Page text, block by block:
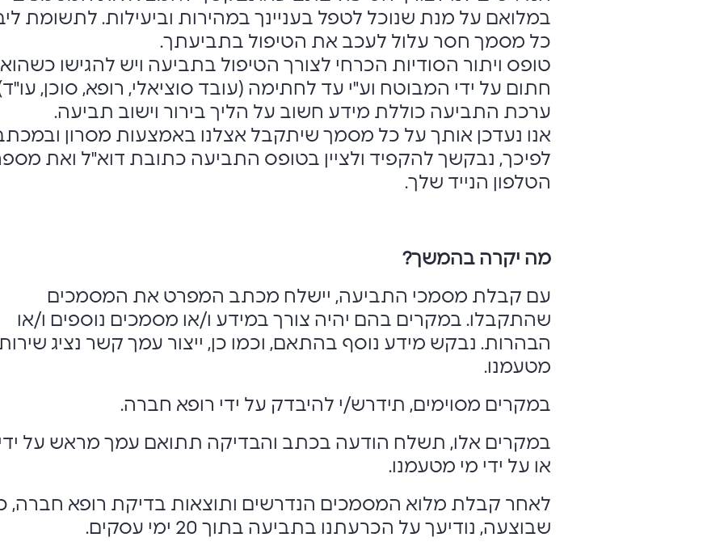
במלואם על מנת שנוכל לטפל בעניינך במהירות וביעילות. לתשומת
כל מסמך חסר עלול לעכב את הטיפול בתביעתך.
טופס ויתור הסודיות הכרחי לצורך הטיפול בתביעה ויש להגישו כשהוא
חתום על ידי המבוטח וע"י עד לחתימה (עובד סוציאלי, רופא, סוכן,
ערכת התביעה כוללת מידע חשוב על הליך בירור וישוב תביעה.
אנו נעדכן אותך על כל מסמך שיתקבל אצלנו באמצעות מסרון
לפיכך, נבקשך להקפיד ולציין בטופס התביעה כתובת דוא"ל ואת
הטלפון הנייד שלך.
מה יקרה בהמשך?
עם קבלת מסמכי התביעה, יישלח מכתב המפרט את המסמכים
שהתקבלו. במקרים בהם יהיה צורך במידע ו/או מסמכים נוספים ו/או
הבהרות. נבקש מידע נוסף בהתאם, וכמו כן, ייצור עמך קשר נציג
מטעמנו.
במקרים מסוימים, תידרש/י להיבדק על ידי רופא חברה.
במקרים אלו, תשלח הודעה בכתב והבדיקה תתואם עמך מראש על
או על ידי מי מטעמנו.
לאחר קבלת מלוא המסמכים הנדרשים ותוצאות בדיקת רופא חברה,
שבוצעה, נודיעך על הכרעתנו בתביעה בתוך 20 ימי עסקים.